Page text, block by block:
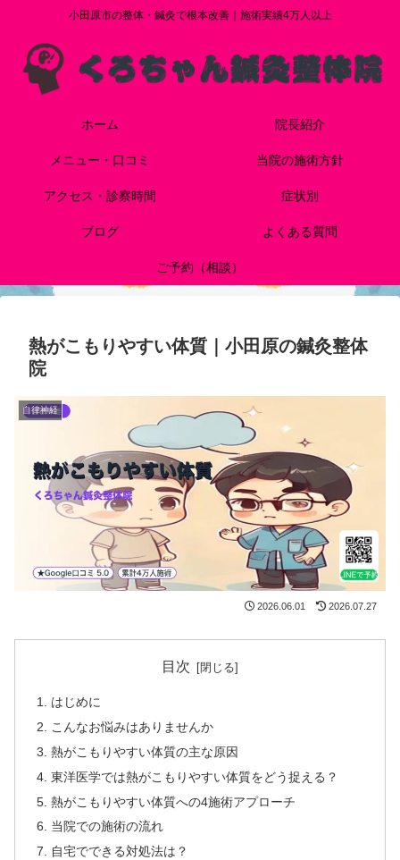
小田原市の整体・鍼灸で根本改善｜施術実績4万人以上
ホーム 院長紹介
メニュー・口コミ 当院の施術方針
アクセス・診察時間 症状別
ブログ よくある質問
ご予約（相談）
熱がこもりやすい体質｜小田原の鍼灸整体
院
自律神経
2026.06.01 2026.07.27
目次
はじめに
こんなお悩みはありませんか
熱がこもりやすい体質の主な原因
東洋医学では熱がこもりやすい体質をどう捉える？
熱がこもりやすい体質への4施術アプローチ
当院での施術の流れ
自宅でできる対処法は？